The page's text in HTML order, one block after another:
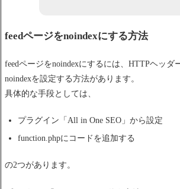
feedページをnoindexにする方法
feedページをnoindexにするには、HTTPヘッダ
noindexを設定する方法があります。
具体的な手段としては、
プラグイン「All in One SEO」から設定
function.phpにコードを追加する
の2つがあります。